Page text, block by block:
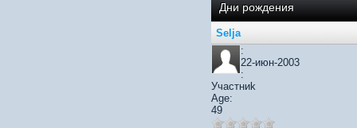
Дни рождения
Selja
:
22-июн-2003
:
Участниk
Age:
49